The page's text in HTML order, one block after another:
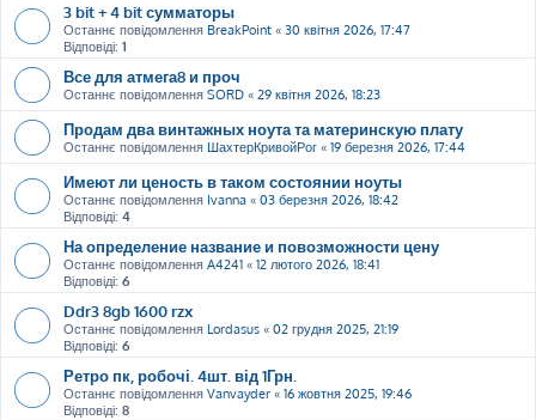
3 bit + 4 bit сумматоры
Останнє повідомлення BreakPoint « 30 квітня 2026, 17:47
Відповіді: 1
Все для атмега8 и проч
Останнє повідомлення SORD « 29 квітня 2026, 18:23
Продам два винтажных ноута та материнскую плату
Останнє повідомлення ШахтерКривойРог « 19 березня 2026, 17:44
Имеют ли ценость в таком состоянии ноуты
Останнє повідомлення Ivanna « 03 березня 2026, 18:42
Відповіді: 4
На определение название и повозможности цену
Останнє повідомлення A4241 « 12 лютого 2026, 18:41
Відповіді: 6
Ddr3 8gb 1600 rzx
Останнє повідомлення Lordasus « 02 грудня 2025, 21:19
Відповіді: 6
Ретро пк, робочі. 4шт. від 1Грн.
Останнє повідомлення Vanvayder « 16 жовтня 2025, 19:46
Відповіді: 8